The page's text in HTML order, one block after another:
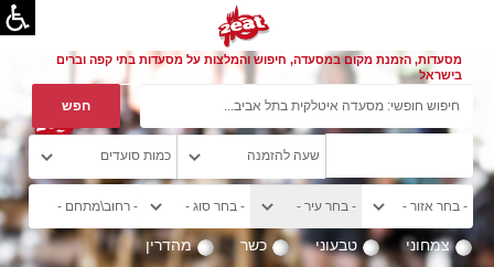
מסעדות, הזמנת מקום במסעדה, חיפוש והמלצות על מסעדות בתי קפה וברים
בישראל
צמחוני טבעוני כשר מהדרין